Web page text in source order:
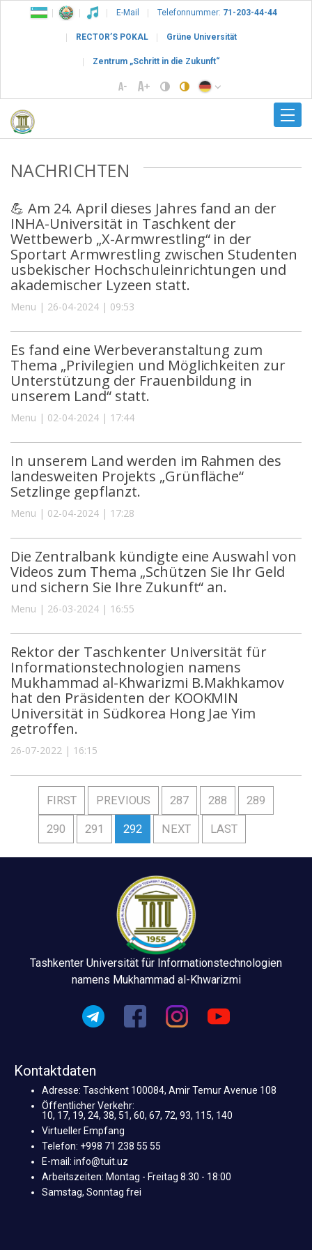
E-Mail Telefonnummer: 71-203-44-44
RECTOR’S POKAL Grüne Universität
Zentrum „Schritt in die Zukunft“
NACHRICHTEN
💪 Am 24. April dieses Jahres fand an der
INHA-Universität in Taschkent der
Wettbewerb „X-Armwrestling“ in der
Sportart Armwrestling zwischen Studenten
usbekischer Hochschuleinrichtungen und
akademischer Lyzeen statt.
Menu | 26-04-2024 | 09:53
Es fand eine Werbeveranstaltung zum
Thema „Privilegien und Möglichkeiten zur
Unterstützung der Frauenbildung in
unserem Land“ statt.
Menu | 02-04-2024 | 17:44
In unserem Land werden im Rahmen des
landesweiten Projekts „Grünfläche“
Setzlinge gepflanzt.
Menu | 02-04-2024 | 17:28
Die Zentralbank kündigte eine Auswahl von
Videos zum Thema „Schützen Sie Ihr Geld
und sichern Sie Ihre Zukunft“ an.
Menu | 26-03-2024 | 16:55
Rektor der Taschkenter Universität für
Informationstechnologien namens
Mukhammad al-Khwarizmi B.Makhkamov
hat den Präsidenten der KOOKMIN
Universität in Südkorea Hong Jae Yim
getroffen.
26-07-2022 | 16:15
FIRST PREVIOUS 287 288 289
290 291 292 NEXT LAST
Tashkenter Universität für Informationstechnologien
namens Mukhammad al-Khwarizmi
Kontaktdaten
Adresse: Taschkent 100084, Amir Temur Avenue 108
Öffentlicher Verkehr:
10, 17, 19, 24, 38, 51, 60, 67, 72, 93, 115, 140
Virtueller Empfang
Telefon: +998 71 238 55 55
E-mail: info@tuit.uz
Arbeitszeiten: Montag - Freitag 8:30 - 18:00
Samstag, Sonntag frei